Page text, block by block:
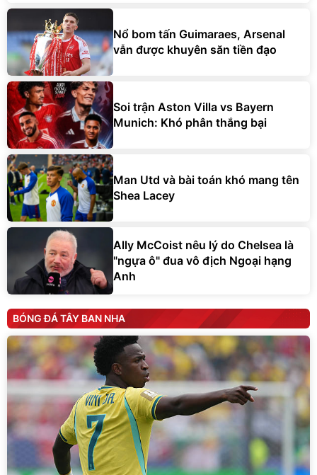
Nổ bom tấn Guimaraes, Arsenal
vẫn được khuyên săn tiền đạo
Soi trận Aston Villa vs Bayern
Munich: Khó phân thắng bại
Man Utd và bài toán khó mang tên
Shea Lacey
Ally McCoist nêu lý do Chelsea là
"ngựa ô" đua vô địch Ngoại hạng
Anh
BÓNG ĐÁ TÂY BAN NHA